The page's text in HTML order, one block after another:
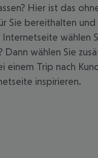
Hier ist das
Sie bereithalten
wählen
wählen Sie
einem Trip nach
inspirieren.